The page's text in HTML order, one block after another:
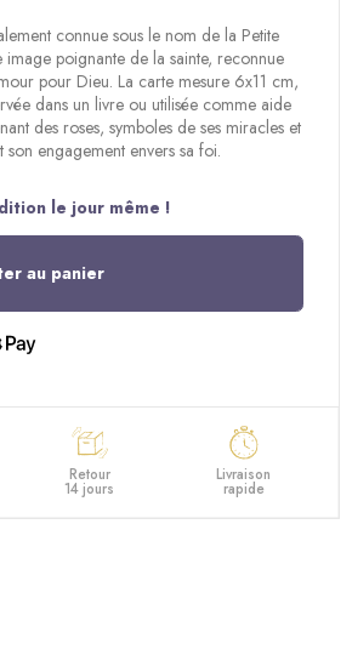
connue sous le nom de la Petite
poignante de la sainte, reconnue
pour Dieu. La carte mesure 6x11 cm,
dans un livre ou utilisée comme aide
des roses, symboles de ses miracles et
engagement envers sa foi.
le jour même !
au panier
Retour
14 jours
Livraison
rapide